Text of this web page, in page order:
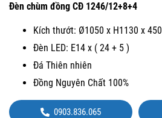
Đèn chùm đồng CĐ 1246/12+8+4
Kích thướt: Ø1050 x H1130 x 450
Đèn LED: E14 x ( 24 + 5 )
Đá Thiên nhiên
Đồng Nguyên Chất 100%
0903.836.065